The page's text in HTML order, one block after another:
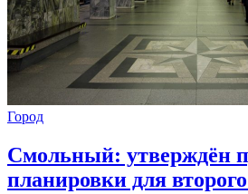
Город
Смольный: утверждён
планировки для